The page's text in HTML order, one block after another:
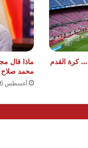
كرة القدم
ماذا قال
محمد صلاح
أغسطس 26, 2024